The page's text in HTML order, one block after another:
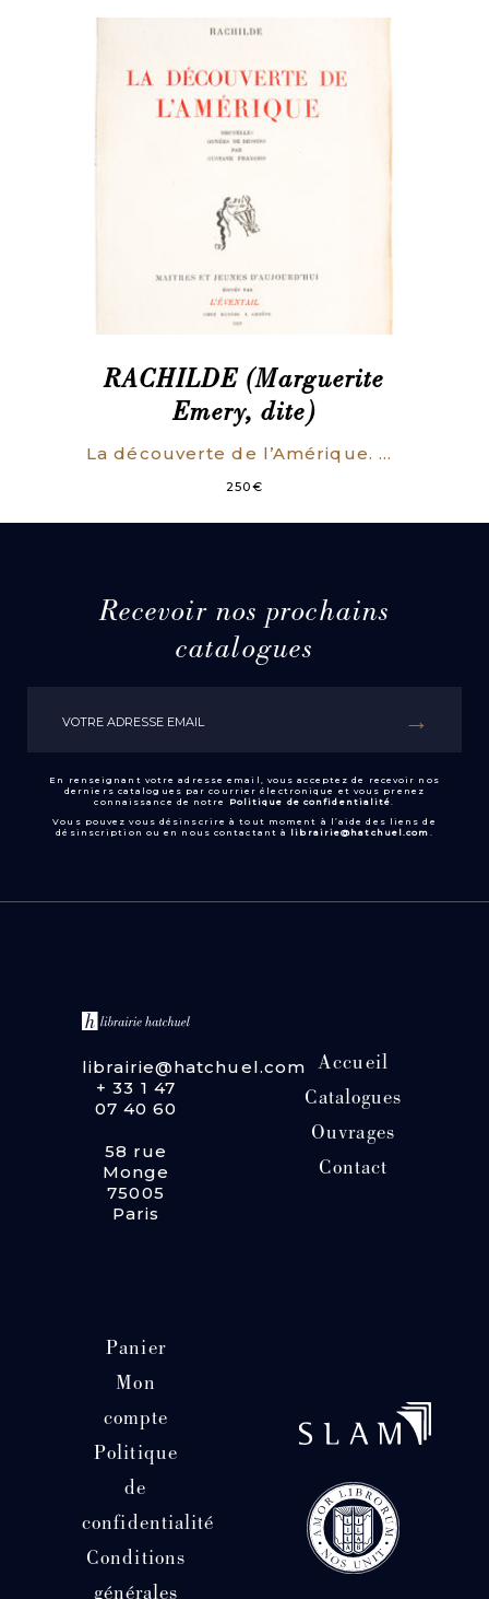
RACHILDE (Marguerite
Emery, dite)
La découverte de l’Amérique. Nouvelles ornées de dessins par Gustave François. (ENVOI AUTOGRAPHE SIGNE).
250€
Recevoir nos prochains
catalogues
En renseignant votre adresse email, vous acceptez de recevoir nos
derniers catalogues par courrier électronique et vous prenez
connaissance de notre
Politique de confidentialité.
Vous pouvez vous désinscrire à tout moment à l’aide des liens de
désinscription ou en nous contactant à librairie@hatchuel.com .
librairie@hatchuel.com
+ 33 1 47
07 40 60
58 rue
Monge
75005
Paris
Accueil
Catalogues
Ouvrages
Contact
Panier
Mon
compte
Politique
de
confidentialité
Conditions
générales